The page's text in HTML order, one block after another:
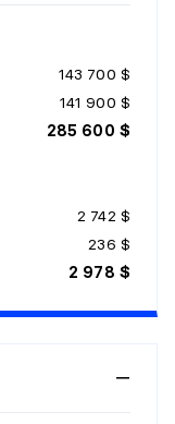
143 700 $
141 900 $
285 600 $
2 742 $
236 $
2 978 $